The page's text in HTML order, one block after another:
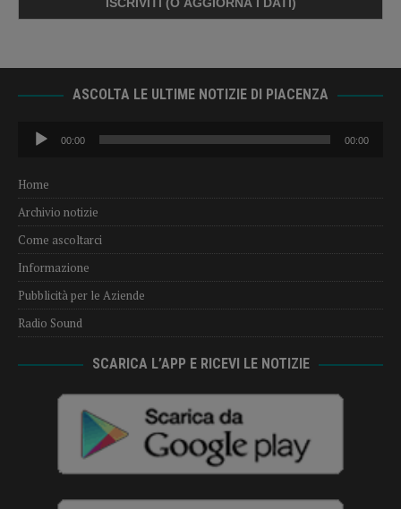
ASCOLTA LE ULTIME NOTIZIE DI PIACENZA
Audio
Player
00:00 00:00
Home
Archivio notizie
Come ascoltarci
Informazione
Pubblicità per le Aziende
Radio Sound
SCARICA L’APP E RICEVI LE NOTIZIE